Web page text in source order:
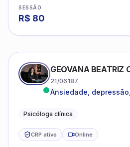
SESSÃO
R$ 80
GEOVANA BEATRIZ
21/06187
Ansiedade,
Psicóloga clínica
CRP ativo Online